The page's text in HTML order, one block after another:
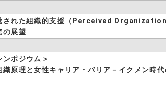
された組織的支援（Perceived
の展望
ンポジウム＞
織原理と女性キャリア・バリア－イクメン時